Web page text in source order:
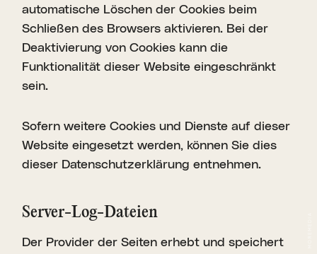
automatische Löschen der Cookies beim
Schließen des Browsers aktivieren. Bei der
Deaktivierung von Cookies kann die
Funktionalität dieser Website eingeschränkt
sein.
Sofern weitere Cookies und Dienste auf dieser
Website eingesetzt werden, können Sie dies
dieser Datenschutzerklärung entnehmen.
Server-Log-Dateien
Der Provider der Seiten erhebt und speichert